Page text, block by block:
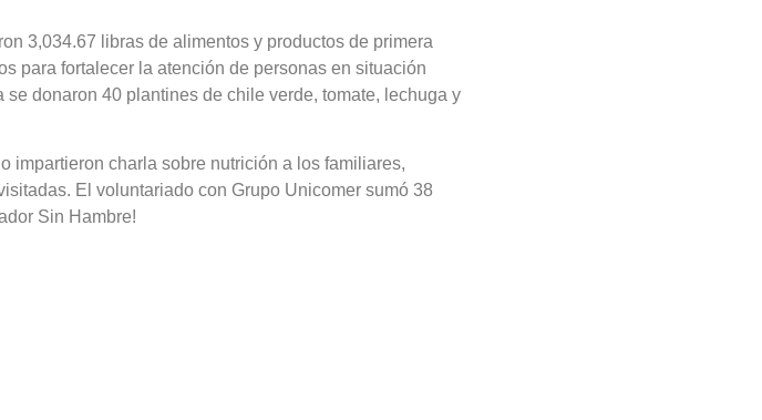
3,034.67 libras de alimentos y productos de primera
para fortalecer la atención de personas en situación
donaron 40 plantines de chile verde, tomate, lechuga y
impartieron charla sobre nutrición a los familiares,
El voluntariado con Grupo Unicomer sumó 38
Sin Hambre!